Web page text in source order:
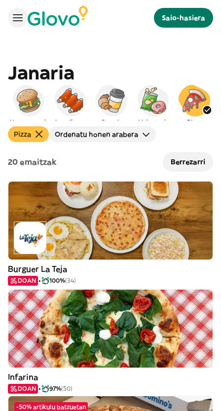
Saio-hasiera
Janaria
Hanburgesak Amerikarra Gosaria Mokaduak Pizza
Pizza Ordenatu honen arabera
20 emaitzak Berrezarri
Burguer La Teja
DOAN 100%(34)
Infarina
DOAN 97%(50)
-50% artikulu batzuetan